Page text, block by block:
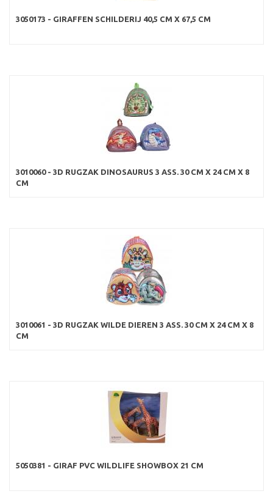
3050173 - GIRAFFEN SCHILDERIJ 40,5 CM X 67,5 CM
3010060 - 3D RUGZAK DINOSAURUS 3 ASS. 30 CM X 24 CM X 8
CM
3010061 - 3D RUGZAK WILDE DIEREN 3 ASS. 30 CM X 24 CM X 8
CM
5050381 - GIRAF PVC WILDLIFE SHOWBOX 21 CM